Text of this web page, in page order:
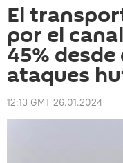
El
por el
45%
ataques
12:13 GMT 26.01.2024